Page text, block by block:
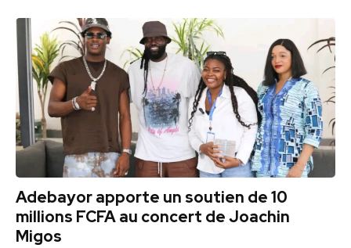
Adebayor apporte un soutien de 10
millions FCFA au concert de Joachin
Migos